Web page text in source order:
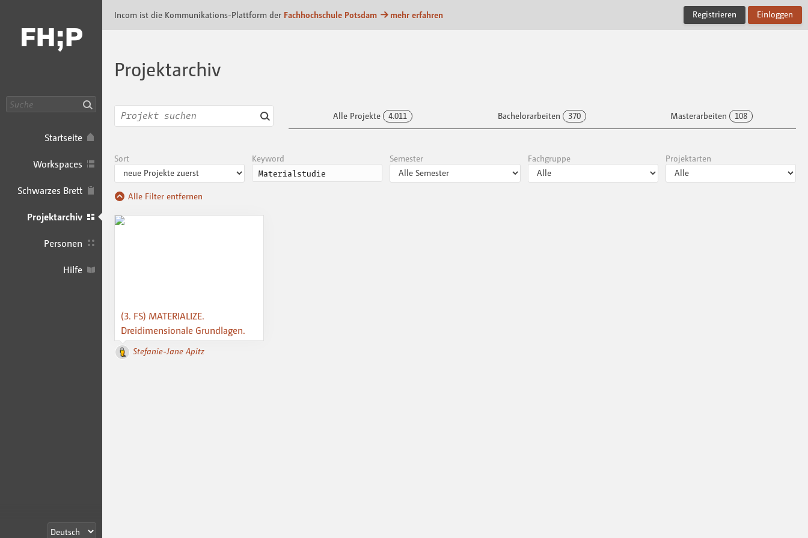
Startseite
Workspaces
Schwarzes Brett
Projektarchiv
Personen
Hilfe
Incom ist die Kommunikations-Plattform der Fachhochschule Potsdam mehr erfahren Registrieren Einloggen
Projektarchiv
Alle Projekte 4.011 Bachelorarbeiten 370 Masterarbeiten 108
Sort Keyword Semester Fachgruppe Projektarten
Alle Filter entfernen
(3. FS) MATERIALIZE.
Dreidimensionale Grundlagen.
Stefanie-Jane Apitz